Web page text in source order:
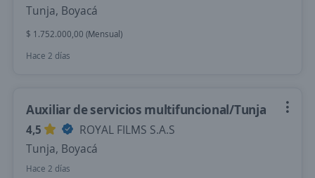
Tunja, Boyacá
$ 1.752.000,00 (Mensual)
Hace 2 días
Auxiliar de servicios multifuncional/Tunja
4,5
ROYAL FILMS S.A.S
Tunja, Boyacá
Hace 2 días